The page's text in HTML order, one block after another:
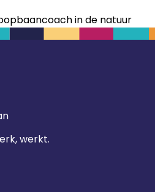
in de natuur
werkt.